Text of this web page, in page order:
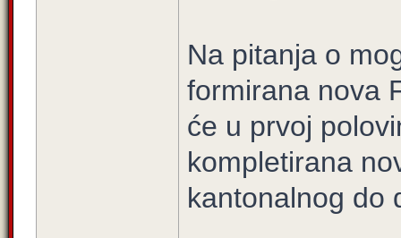
Na pitanja o
formirana nova
će u prvoj
kompletirana
kantonalnog do